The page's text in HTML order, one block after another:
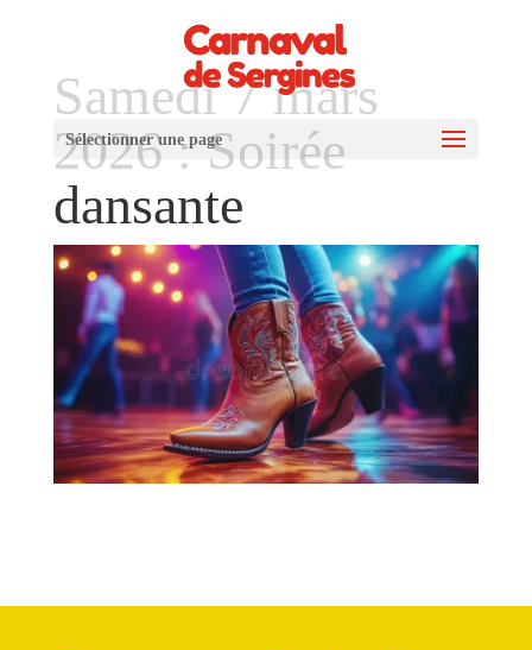
Sélectionner une page
Samedi 7 mars
2026 : Soirée
dansante